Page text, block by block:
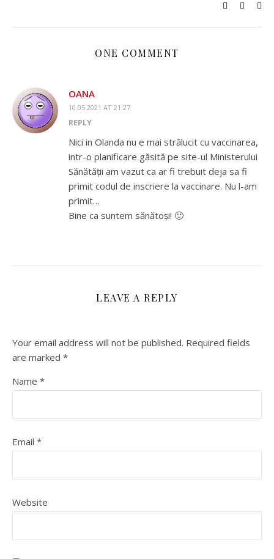
ONE COMMENT
OANA
10.05.2021 AT 21:27
REPLY
Nici in Olanda nu e mai strălucit cu vaccinarea,
intr-o planificare găsită pe site-ul Ministerului
Sănătății am vazut ca ar fi trebuit deja sa fi
primit codul de inscriere la vaccinare. Nu l-am
primit…
Bine ca suntem sănătoși! 🙂
LEAVE A REPLY
Your email address will not be published. Required fields
are marked *
Name *
Email *
Website